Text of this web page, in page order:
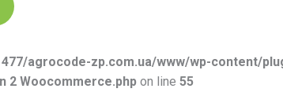
agrocode-zp.com.ua/www/wp-content/
2 Woocommerce.php on line55